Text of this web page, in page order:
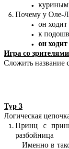
Почему у Оле-
он
к
он
Игра со зрителями
Сложить название
Тур 3
Логическая
Принц с
разбойница
Именно в такой